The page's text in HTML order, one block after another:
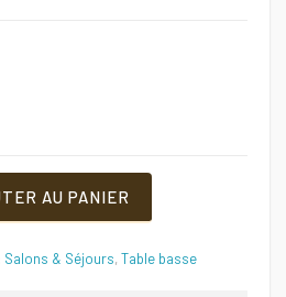
:
AU PANIER
Salons & Séjours, Table basse